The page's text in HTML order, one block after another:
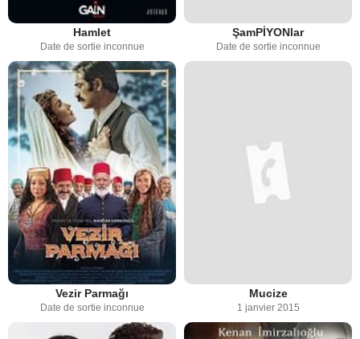
Hamlet
Date de sortie inconnue
ŞamPİYONlar
Date de sortie inconnue
Vezir Parmağı
Date de sortie inconnue
Mucize
1 janvier 2015